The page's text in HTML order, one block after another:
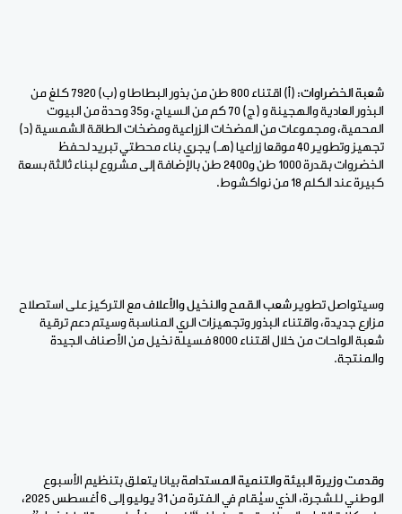
شعبة الخضراوات: (
أ) اقتناء 800 طن من بذور البطاطا و (ب) 7920 كلغ من
البذور العادية والهجينة و (ج) 70 كم من السياج، و35 وحدة من البيوت
المحمية، ومجموعات من المضخات الزراعية ومضخات الطاقة الشمسية (د)
تجهيز وتطوير 40 موقعا زراعيا (هـ) يجري بناء محطتي تبريد لحفظ
الخضروات بقدرة 1000 طن و2400 طن بالإضافة إلى مشروع لبناء ثالثة بسعة
كبيرة عند الكلم 18 من نواكشوط.
وسيتواصل تطوير شعب القمح والنخيل والأعلافمع التركيز على استصلاح
مزارع جديدة، واقتناء البذور وتجهيزات الري المناسبة وسيتم دعم ترقية
شعبة الواحات من خلال اقتناء 8000 فسيلة نخيل من الأصناف الجيدة
والمنتجة.
وقدمت وزيرة البيئة والتنمية المستدامةبيانا يتعلق بتنظيم الأسبوع
الوطني للشجرة، الذي سيُقام في الفترة من 31 يوليو إلى 6 أغسطس 2025،